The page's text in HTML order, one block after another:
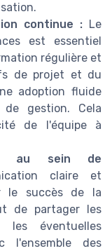
continue :Le
est essentiel
régulière et
de projet et du
adoption fluide
gestion. Cela
de l'équipe à
au sein de
claire et
le succès de la
de partager les
éventuelles
l'ensemble des